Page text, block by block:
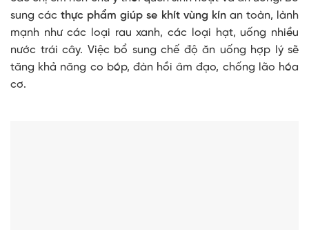
sung các thực phẩm giúp se khít vùng kínan toàn, lành
mạnh như các loại rau xanh, các loại hạt, uống nhiều
nước trái cây. Việc bổ sung chế độ ăn uống hợp lý sẽ
tăng khả năng co bóp, đàn hồi âm đạo, chống lão hóa
cơ.